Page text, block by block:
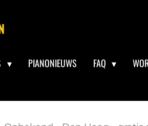
PIANONIEUWS FAQ